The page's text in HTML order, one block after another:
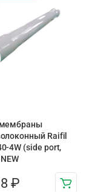
Raifil
4W (side port,
₽